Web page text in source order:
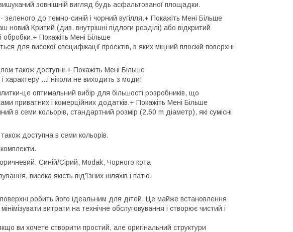
зовнішній вигляд будь асфальтованої площадки.
до темно-синій і чорний вугілля.+ Покажіть Мені Більше
Критий (див. внутрішні підлоги розділі) або відкритий
обробки.+ Покажіть Мені Більше
для високої специфікації проектів, в яких міцний плоскій поверхні
також доступні.+ Покажіть Мені Більше
характеру ...і ніколи не виходить з моди!
це оптимальний вибір для більшості розробників, що
приватних і комерційних додатків.+ Покажіть Мені Більше
в семи кольорів, стандартний розмір (2.60 m діаметр), які сумісні
доступна в семи кольорів.
Синій/Сірий, Modak, Чорного кота
висока якість під'їзних шляхів і патіо.
робить його ідеальним для дітей. Це майже встановлення
витрати на технічне обслуговування і створює чистий і
ви хочете створити простий, але оригінальний структури